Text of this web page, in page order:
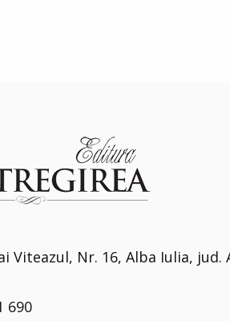
Viteazul, Nr. 16, Alba Iulia, jud.
690